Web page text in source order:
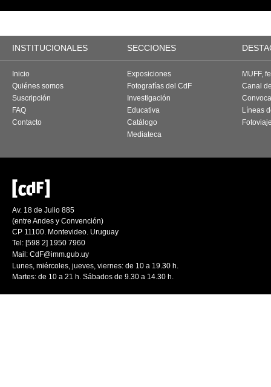
INSTITUCIONALES SECCIONES
Inicio
Quiénes somos
Suscripción
FAQ
Contacto
Exposiciones
Fotografías del CdF
Investigación
Educativa
Catálogo
Mediateca
MUFF,
Canal
Líneas
Av. 18 de Julio 885
(entre Andes y Convención)
CP 11100. Montevideo. Uruguay
Tel: [598 2] 1950 7960
Mail: CdF@imm.gub.uy
Lunes, miércoles, jueves, viernes: de 10 a 19.30 h.
Martes: de 10 a 21 h. Sábados de 9.30 a 14.30 h.